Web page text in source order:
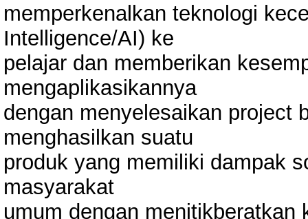
memperkenalkan teknologi
Intelligence/AI) ke
pelajar dan memberikan
mengaplikasikannya
dengan menyelesaikan project
menghasilkan suatu
produk yang memiliki dampak
masyarakat
umum dengan